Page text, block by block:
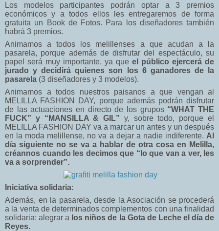
Los modelos participantes podrán optar a 3 premios
económicos y a todos ellos les entregaremos de forma
gratuita un Book de Fotos. Para los diseñadores también
habrá 3 premios.
Animamos a todos los melillenses a que acudan a la
pasarela, porque además de disfrutar del espectáculo, su
papel será muy importante, ya que el público ejercerá de
jurado y decidirá quienes son los 6 ganadores de la
pasarela (3 diseñadores y 3 modelos).
Animamos a todos nuestros paisanos a que vengan al
MELILLA FASHION DAY, porque además podrán disfrutar
de las actuaciones en directo de los grupos “WHAT THE
FUCK” y “MANSILLA & GIL” y, sobre todo, porque el
MELILLA FASHION DAY va a marcar un antes y un después
en la moda melillense, no va a dejar a nadie indiferente. Al
día siguiente no se va a hablar de otra cosa en Melilla,
créannos cuando les decimos que “lo que van a ver, les
va a sorprender”.
Iniciativa solidaria:
Además, en la pasarela, desde la Asociación se procederá
a la venta de determinados complementos con una finalidad
solidaria: alegrar a los niños de la Gota de Leche el día de
Reyes.